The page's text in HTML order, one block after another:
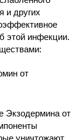
и других
этой инфекции.
Экзодермина от
уничтожают